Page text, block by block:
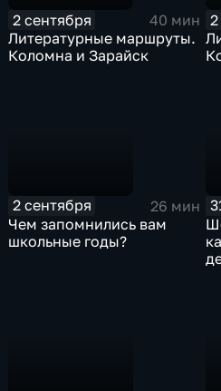
2 сентября
40 мин
Литературные маршруты.
Коломна и Зарайск
2 сентября
26 мин
Чем запомнились вам
школьные годы?